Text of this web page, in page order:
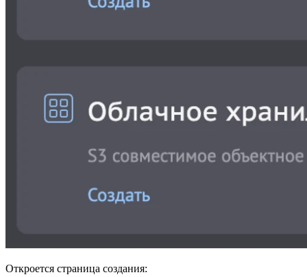
Откроется страница создания: